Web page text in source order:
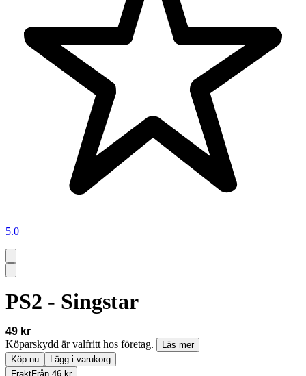
5.0
PS2 - Singstar
49 kr
Köparskydd är valfritt hos företag.
Läs mer
Köp nu
Lägg i varukorg
FraktFrån 46 kr